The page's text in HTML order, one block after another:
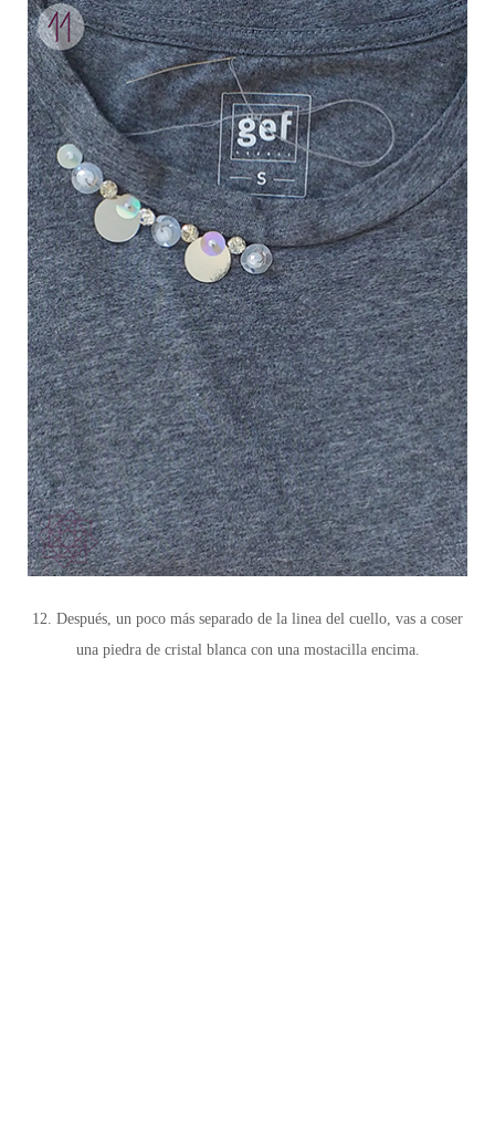
12. Después, un poco más separado de la linea del cuello, vas a coser
una piedra de cristal blanca con una mostacilla encima.